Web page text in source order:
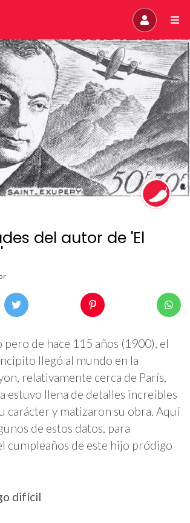
del autor de 'El
de hace 115 años (1900), el
llegó al mundo en la
relativamente cerca de París,
estuvo llena de detalles increíbles
carácter y matizaron su obra. Aquí
de estos datos, para
cumpleaños de este hijo pródigo
difícil